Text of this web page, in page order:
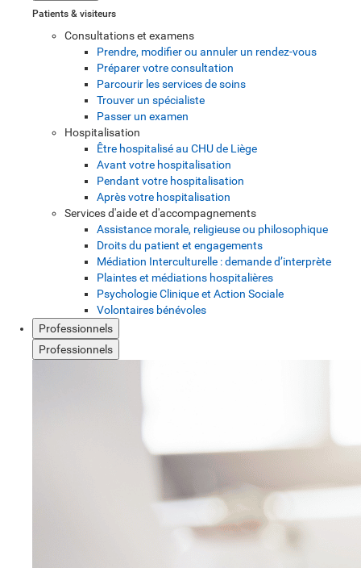
Patients & visiteurs
Consultations et examens
Prendre, modifier ou annuler un rendez-vous
Préparer votre consultation
Parcourir les services de soins
Trouver un spécialiste
Passer un examen
Hospitalisation
Être hospitalisé au CHU de Liège
Avant votre hospitalisation
Pendant votre hospitalisation
Après votre hospitalisation
Services d'aide et d'accompagnements
Assistance morale, religieuse ou philosophique
Droits du patient et engagements
Médiation Interculturelle : demande d’interprète
Plaintes et médiations hospitalières
Psychologie Clinique et Action Sociale
Volontaires bénévoles
Professionnels
Professionnels